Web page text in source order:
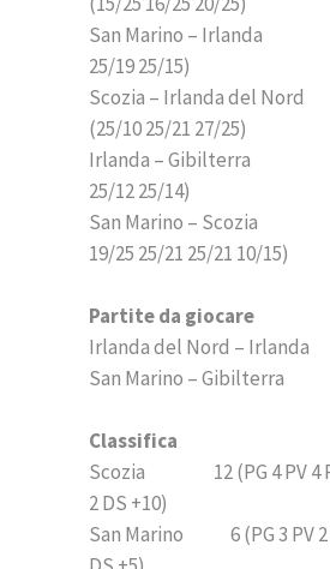
San Marino – Irlanda
25/19 25/15)
Scozia – Irlanda del
(25/10 25/21 27/25)
Irlanda – Gibilterra
25/12 25/14)
San Marino – Scozia
19/25 25/21 25/21 10/15)
Partite da giocare
Irlanda del Nord – Irlanda
San Marino – Gibilterra
Classifica
Scozia 12 (PG 4 PV 4
2 DS +10)
San Marino 6 (PG 3 PV 2